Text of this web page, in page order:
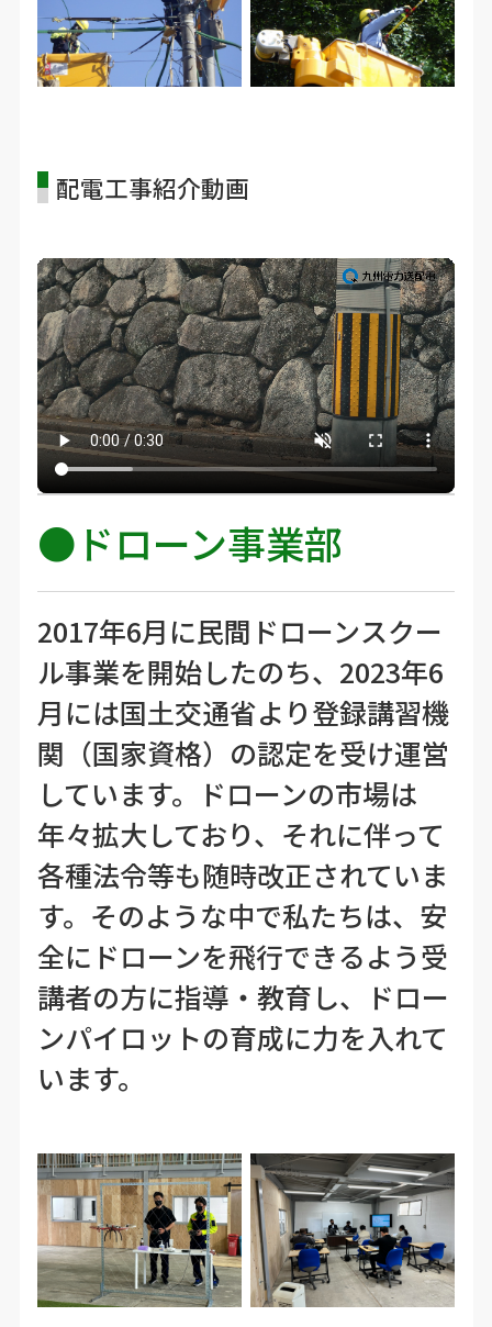
配電工事紹介動画
●ドローン事業部
2017年6月に民間ドローンスクー
ル事業を開始したのち、2023年6
月には国土交通省より登録講習機
関（国家資格）の認定を受け運営
しています。ドローンの市場は
年々拡大しており、それに伴って
各種法令等も随時改正されていま
す。そのような中で私たちは、安
全にドローンを飛行できるよう受
講者の方に指導・教育し、ドロー
ンパイロットの育成に力を入れて
います。